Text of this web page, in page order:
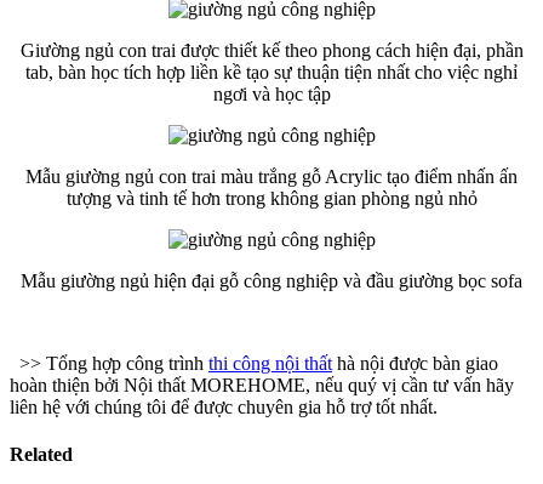
Giường ngủ con trai được thiết kế theo phong cách hiện đại, phần
tab, bàn học tích hợp liền kề tạo sự thuận tiện nhất cho việc nghỉ
ngơi và học tập
Mẫu giường ngủ con trai màu trắng gỗ Acrylic tạo điểm nhấn ấn
tượng và tinh tế hơn trong không gian phòng ngủ nhỏ
Mẫu giường ngủ hiện đại gỗ công nghiệp và đầu giường bọc sofa
>> Tổng hợp công trình thi công nội thất hà nội được bàn giao
hoàn thiện bởi Nội thất MOREHOME, nếu quý vị cần tư vấn hãy
liên hệ với chúng tôi để được chuyên gia hỗ trợ tốt nhất.
Related